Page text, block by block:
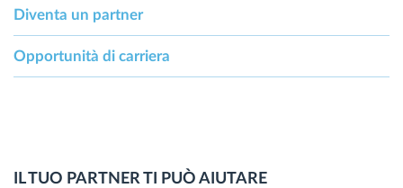
Diventa un partner
Opportunità di carriera
IL TUO PARTNER TI PUÒ AIUTARE